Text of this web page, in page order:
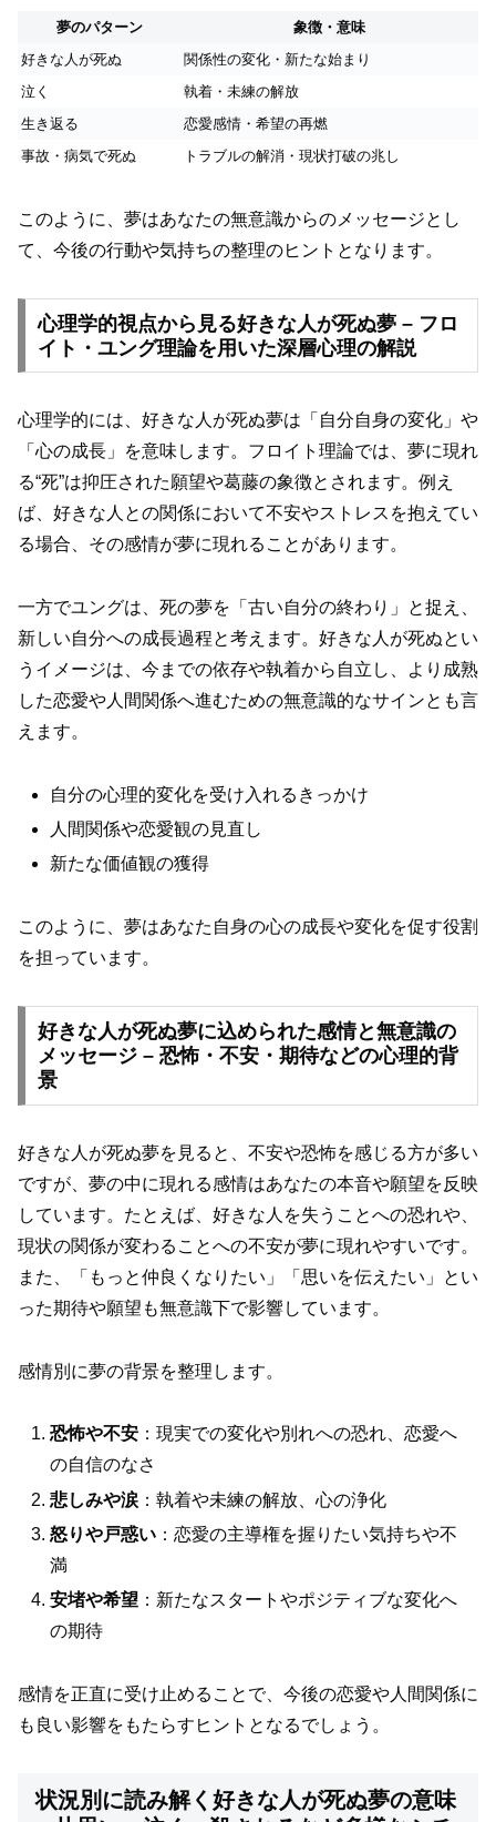
夢のパターン
象徴・意味
好きな人が死ぬ
関係性の変化・新たな始まり
泣く
執着・未練の解放
生き返る
恋愛感情・希望の再燃
事故・病気で死ぬ
トラブルの解消・現状打破の兆し
このように、夢はあなたの無意識からのメッセージとし
て、今後の行動や気持ちの整理のヒントとなります。
心理学的視点から見る好きな人が死ぬ夢 – フロ
イト・ユング理論を用いた深層心理の解説
心理学的には、好きな人が死ぬ夢は「自分自身の変化」や
「心の成長」を意味します。フロイト理論では、夢に現れ
る“死”は抑圧された願望や葛藤の象徴とされます。例え
ば、好きな人との関係において不安やストレスを抱えてい
る場合、その感情が夢に現れることがあります。
一方でユングは、死の夢を「古い自分の終わり」と捉え、
新しい自分への成長過程と考えます。好きな人が死ぬとい
うイメージは、今までの依存や執着から自立し、より成熟
した恋愛や人間関係へ進むための無意識的なサインとも言
えます。
自分の心理的変化を受け入れるきっかけ
人間関係や恋愛観の見直し
新たな価値観の獲得
このように、夢はあなた自身の心の成長や変化を促す役割
を担っています。
好きな人が死ぬ夢に込められた感情と無意識の
メッセージ – 恐怖・不安・期待などの心理的背
景
好きな人が死ぬ夢を見ると、不安や恐怖を感じる方が多い
ですが、夢の中に現れる感情はあなたの本音や願望を反映
しています。たとえば、好きな人を失うことへの恐れや、
現状の関係が変わることへの不安が夢に現れやすいです。
また、「もっと仲良くなりたい」「思いを伝えたい」とい
った期待や願望も無意識下で影響しています。
感情別に夢の背景を整理します。
恐怖や不安 ：現実での変化や別れへの恐れ、恋愛へ
の自信のなさ
悲しみや涙 ：執着や未練の解放、心の浄化
怒りや戸惑い ：恋愛の主導権を握りたい気持ちや不
満
安堵や希望 ：新たなスタートやポジティブな変化へ
の期待
感情を正直に受け止めることで、今後の恋愛や人間関係に
も良い影響をもたらすヒントとなるでしょう。
状況別に読み解く好きな人が死ぬ夢の意味